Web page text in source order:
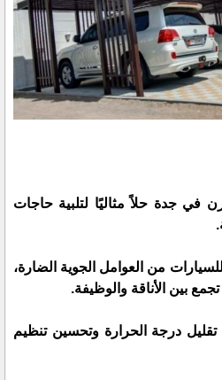
في جدة حلاً مثاليًا لتلبية حاجات
من العوامل الجوية الضارة،
بين الأناقة والوظيفة.
درجة الحرارة وتحسين تنظيم